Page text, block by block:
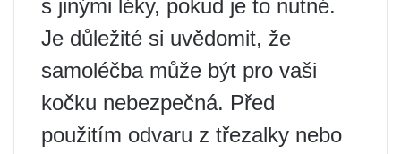
s jinými léky, pokud je to nutné.
Je důležité si uvědomit, že
samoléčba může být pro vaši
kočku nebezpečná. Před
použitím odvaru z třezalky nebo